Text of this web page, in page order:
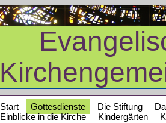
Start Gottesdienste Die Stiftung
Einblicke in die Kirche
Kindergärten